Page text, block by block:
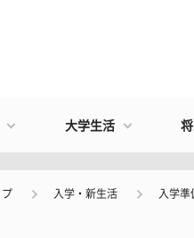
大学生活
プ 入学・新生活 入学準